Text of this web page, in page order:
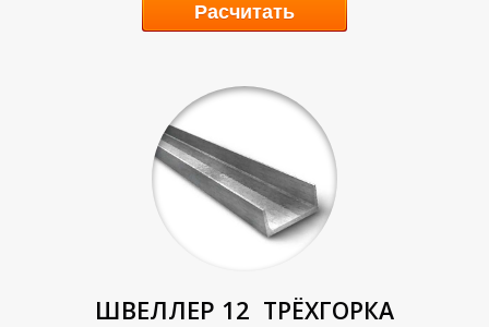
А
Расчитать
ШВЕЛЛЕР 12 ТРЁХГОРКА
А